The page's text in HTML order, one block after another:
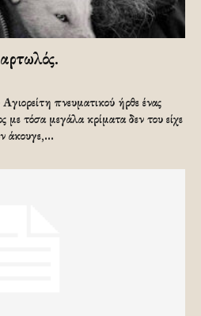
πνευματικού ήρθε ένας
τόσα μεγάλα κρίματα δεν του είχε
άκουγε,...